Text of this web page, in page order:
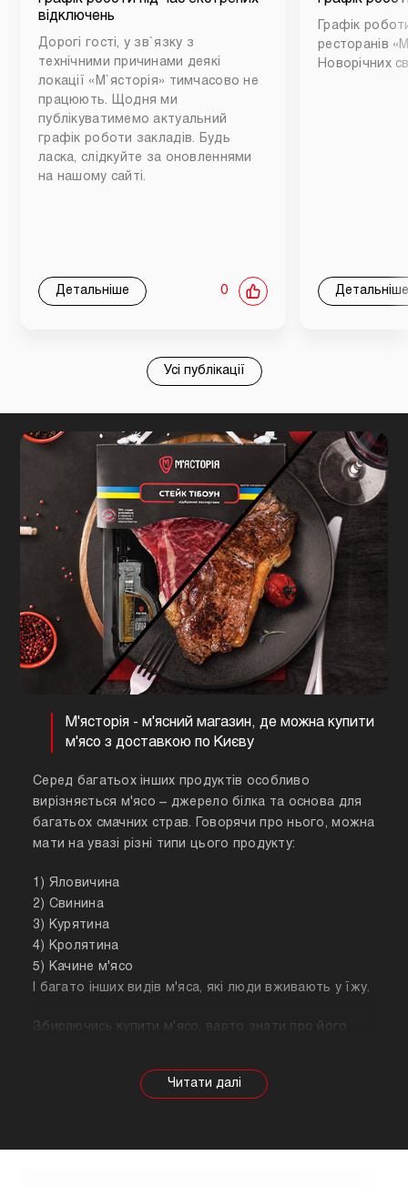
відключень
Дорогі гості, у зв`язку з
технічними причинами деякі
локації «М`ясторія» тимчасово не
працюють. Щодня ми
публікуватимемо актуальний
графік роботи закладів. Будь
ласка, слідкуйте за оновленнями
на нашому сайті.
Детальніше 0
Графік
ресторанів
Новорічних
Детальніше
Усі публікації
М'ясторія - м'ясний магазин, де можна купити
м'ясо з доставкою по Києву
Серед багатьох інших продуктів особливо
вирізняється м'ясо – джерело білка та основа для
багатьох смачних страв. Говорячи про нього, можна
мати на увазі різні типи цього продукту:
1) Яловичина
2) Свинина
3) Курятина
4) Кролятина
5) Качине м'ясо
І багато інших видів м'яса, які люди вживають у їжу.
Збираючись купити м'ясо, варто знати про його
залежності від тварини властивості продукту
будуть змінюватися, так само як рекомендації
підійде для людей, які сидять на дієті.